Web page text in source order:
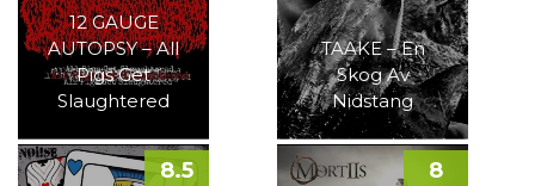
12 GAUGE
AUTOPSY – All
Pigs Get
Slaughtered
TAAKE – En
Skog Av
Nidstang
8.5 8